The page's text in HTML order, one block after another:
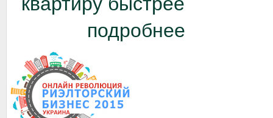
подробнее